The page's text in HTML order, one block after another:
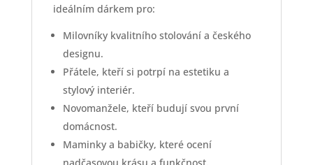
ideálním dárkem pro:
Milovníky kvalitního stolování a českého
designu.
Přátele, kteří si potrpí na estetiku a
stylový interiér.
Novomanžele, kteří budují svou první
domácnost.
Maminky a babičky, které ocení